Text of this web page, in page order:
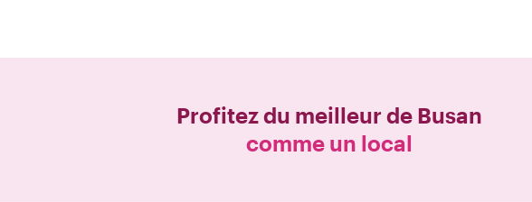
Profitez du meilleur de Busan
comme un local